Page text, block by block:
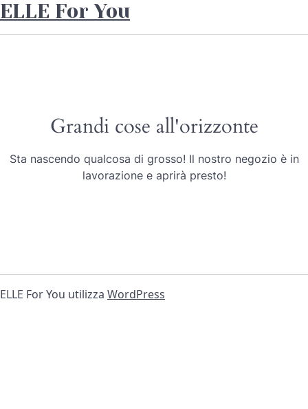
ELLE For You
Grandi cose all'orizzonte
Sta nascendo qualcosa di grosso! Il nostro negozio è in
lavorazione e aprirà presto!
ELLE For You utilizza WordPress